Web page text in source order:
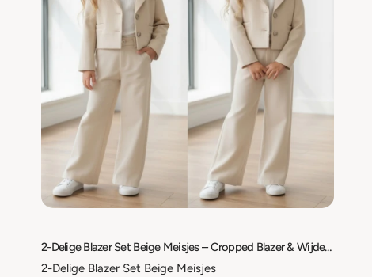
2-Delige Blazer Set Beige Meisjes – Cropped Blazer & Wijde Broek – Kinder Pak – Maat 98/104 t/m 158/164
2-Delige Blazer Set Beige Meisjes